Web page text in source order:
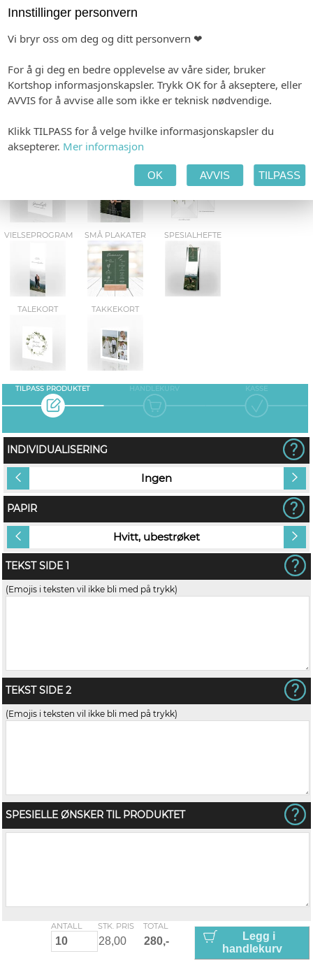
INVITASJON ETIKETTER
KONFETTIKORT VELK.PLAKATER FLASKEETIKETTER
VIELSEPROGRAM SMÅ PLAKATER SPESIALHEFTE
TALEKORT TAKKEKORT
TILPASS PRODUKTET HANDLEKURV KASSE
INDIVIDUALISERING
Ingen
PAPIR
Hvitt, ubestrøket
TEKST SIDE 1
(Emojis i teksten vil ikke bli med på trykk)
TEKST SIDE 2
(Emojis i teksten vil ikke bli med på trykk)
SPESIELLE ØNSKER TIL PRODUKTET
ANTALL STK. PRIS TOTAL
Legg i
handlekurv
Innstillinger personvern
Vi bryr oss om deg og ditt personvern ❤
For å gi deg en bedre opplevelse av våre sider, bruker
Kortshop informasjonskapsler. Trykk OK for å akseptere, eller
AVVIS for å avvise alle som ikke er teknisk nødvendige.
Klikk TILPASS for å velge hvilke informasjonskapsler du
aksepterer. Mer informasjon
OK AVVIS TILPASS